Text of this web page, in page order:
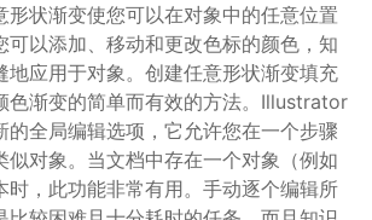
形状渐变使您可以在对象中的任意位置
可以添加、移动和更改色标的颜色，知
地应用于对象。创建任意形状渐变填充
色渐变的简单而有效的方法。Illustrator
的全局编辑选项，它允许您在一个步骤
似对象。当文档中存在一个对象（例如
时，此功能非常有用。手动逐个编辑所